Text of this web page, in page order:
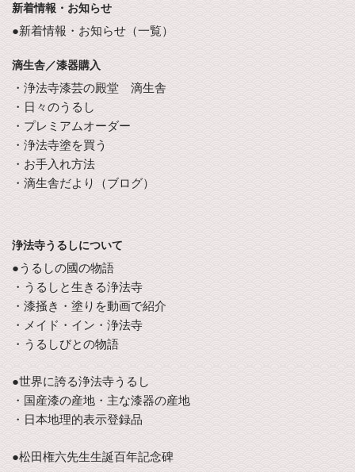
新着情報・お知らせ
●新着情報・お知らせ（一覧）
滴生舎／漆器購入
・浄法寺漆芸の殿堂 滴生舎
・日々のうるし
・プレミアムオーダー
・浄法寺塗を買う
・お手入れ方法
・滴生舎だより（ブログ）
浄法寺うるしについて
●うるしの國の物語
・うるしと生きる浄法寺
・漆掻き・塗りを動画で紹介
・メイド・イン・浄法寺
・うるしびとの物語
●世界に誇る浄法寺うるし
・国産漆の産地・主な漆器の産地
・日本地理的表示登録品
●松田権六先生生誕百年記念碑